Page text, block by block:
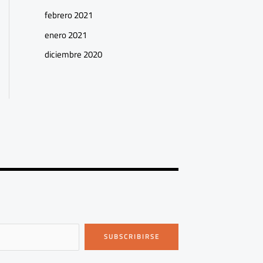
febrero 2021
enero 2021
diciembre 2020
SUBSCRIBIRSE